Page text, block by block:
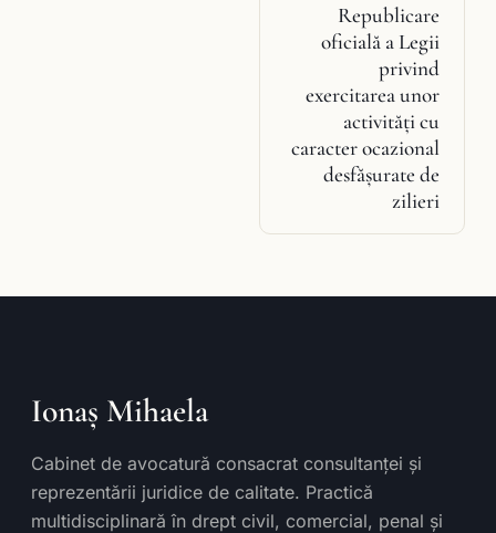
Republicare
oficială a Legii
privind
exercitarea unor
activităţi cu
caracter ocazional
desfăşurate de
zilieri
Ionaș Mihaela
Cabinet de avocatură consacrat consultanței și
reprezentării juridice de calitate. Practică
multidisciplinară în drept civil, comercial, penal și